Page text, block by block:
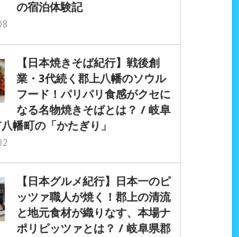
の宿泊体験記
【日本焼きそば紀行】戦後創
業・3代続く郡上八幡のソウル
フード！パリパリ食感がクセに
なる名物焼きそばとは？ / 岐阜
幡町の「かたぎり」
【日本グルメ紀行】日本一のピ
ッツァ職人が焼く！郡上の清流
と地元食材が織りなす、本場ナ
ポリピッツァとは？ / 岐阜県郡